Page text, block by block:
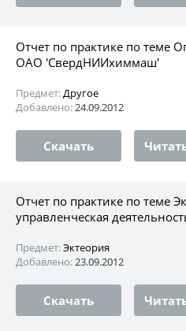
Отчет по практике по теме
ОАО 'СвердНИИхиммаш'
Предмет:Другое
Добавлено:24.09.2012
Скачать
Отчет по практике по теме
управленческая
Предмет:Эктеория
Добавлено:23.09.2012
Скачать